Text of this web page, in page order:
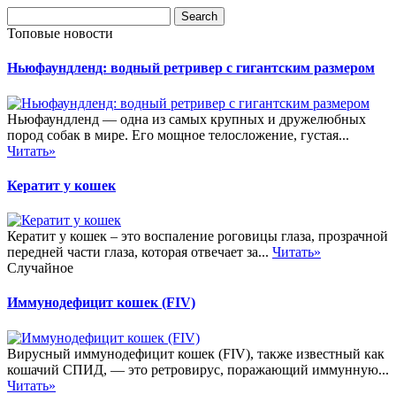
Топовые новости
Ньюфаундленд: водный ретривер с гигантским размером
Ньюфаундленд — одна из самых крупных и дружелюбных
пород собак в мире. Его мощное телосложение, густая...
Читать»
Кератит у кошек
Кератит у кошек – это воспаление роговицы глаза, прозрачной
передней части глаза, которая отвечает за... Читать»
Случайное
Иммунодефицит кошек (FIV)
Вирусный иммунодефицит кошек (FIV), также известный как
кошачий СПИД, — это ретровирус, поражающий иммунную...
Читать»